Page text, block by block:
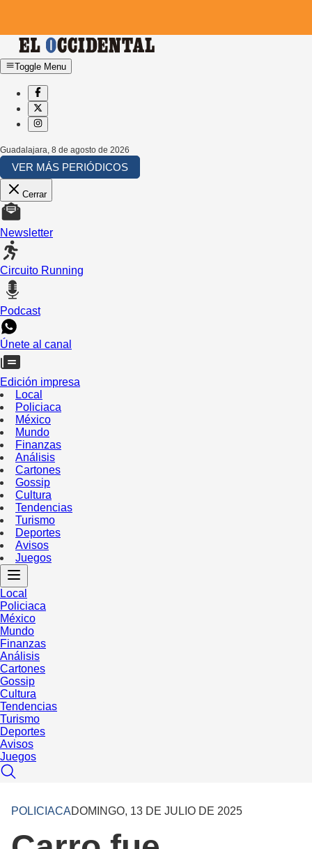
Toggle Menu
Guadalajara, 8 de agosto de 2026
VER MÁS PERIÓDICOS
Cerrar
Newsletter
Circuito Running
Podcast
Únete al canal
Edición impresa
Local
Policiaca
México
Mundo
Finanzas
Análisis
Cartones
Gossip
Cultura
Tendencias
Turismo
Deportes
Avisos
Juegos
Local
Policiaca
México
Mundo
Finanzas
Análisis
Cartones
Gossip
Cultura
Tendencias
Turismo
Deportes
Avisos
Juegos
POLICIACADOMINGO, 13 DE JULIO DE 2025